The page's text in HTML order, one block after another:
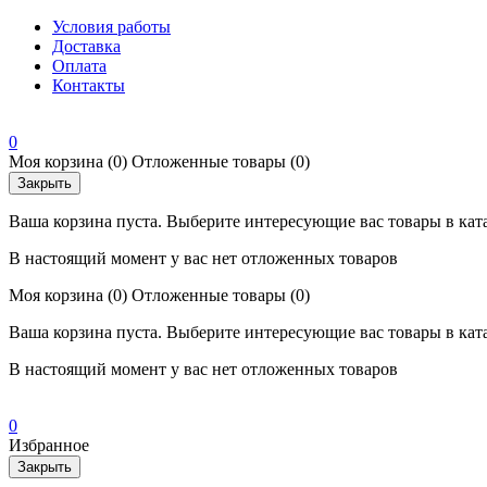
Условия работы
Доставка
Оплата
Контакты
0
Моя корзина (0) Отложенные товары (0)
Закрыть
Ваша корзина пуста. Выберите интересующие вас товары в
В настоящий момент у вас нет отложенных товаров
Моя корзина (0) Отложенные товары (0)
Ваша корзина пуста. Выберите интересующие вас товары в
В настоящий момент у вас нет отложенных товаров
0
Избранное
Закрыть